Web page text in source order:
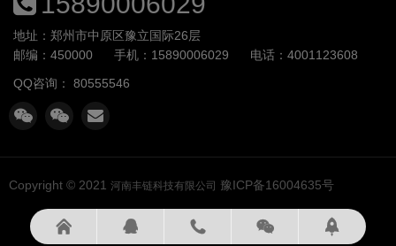
地址：郑州市中原区豫立国际26层
邮编：450000
手机：15890006029
电话：4001123608
QQ咨询： 80555546
Copyright © 2021 河南丰链科技有限公司 豫ICP备16004635号
    